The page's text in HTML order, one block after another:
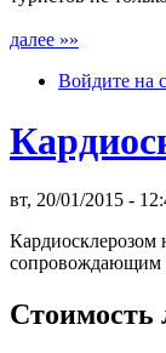
далее »»
Войдите на
вт, 20/01/2015 -
Кардиосклерозом
сопровождающим
Стоимость